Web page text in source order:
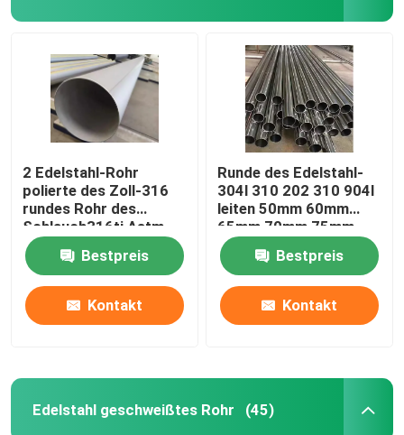
2 Edelstahl-Rohr
polierte des Zoll-316
rundes Rohr des
Schlauch316ti Astm
A213 Tp316l SS
Bestpreis
Kontakt
Runde des Edelstahl-
304l 310 202 310 904l
leiten 50mm 60mm
65mm 70mm 75mm
Bestpreis
Kontakt
Edelstahl geschweißtes Rohr (45)